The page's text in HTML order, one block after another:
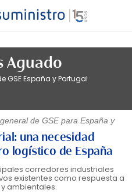
Aguado
GSE España y Portugal
de GSE para España y
una necesidad
logístico de España
corredores industriales
existentes como respuesta a
ambientales.